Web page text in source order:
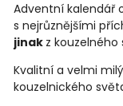
Adventní kalendář
s nejrůznějšími
jinak z kouzelného
Kvalitní a velmi
kouzelnického